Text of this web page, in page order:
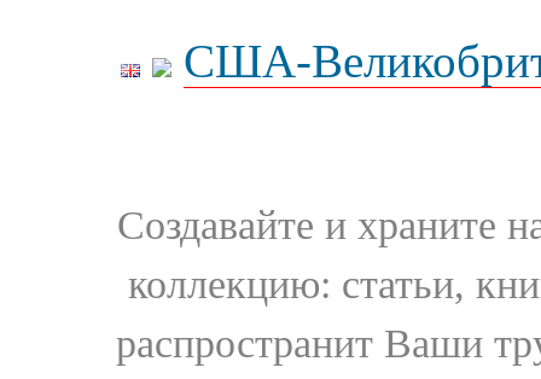
США-
Создавайте и храните
коллекцию: статьи,
распространит Ваши